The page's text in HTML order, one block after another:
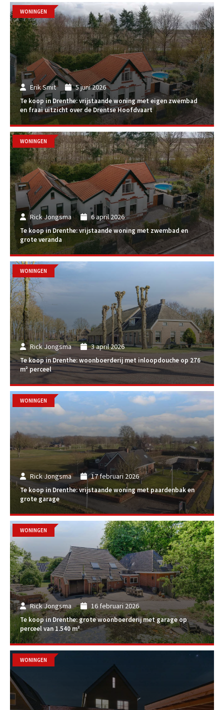
Erik Smit 5 juni 2026
Te koop in Drenthe: vrijstaande woning met eigen zwembad
en fraai uitzicht over de Drentse Hoofdvaart
WONINGEN
Rick Jongsma 6 april 2026
Te koop in Drenthe: vrijstaande woning met zwembad en
grote veranda
WONINGEN
Rick Jongsma 3 april 2026
Te koop in Drenthe: woonboerderij met inloopdouche op 276
m² perceel
WONINGEN
Rick Jongsma 17 februari 2026
Te koop in Drenthe: vrijstaande woning met paardenbak en
grote garage
WONINGEN
Rick Jongsma 16 februari 2026
Te koop in Drenthe: grote woonboerderij met garage op
perceel van 1.540 m²
WONINGEN
WONINGEN